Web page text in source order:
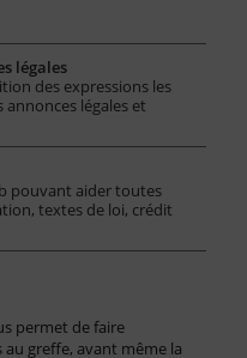
légales
des expressions les
annonces légales et
pouvant aider toutes
textes de loi, crédit
permet de faire
greffe, avant même la